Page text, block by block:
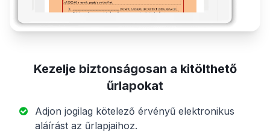
Kezelje biztonságosan a kitölthető
űrlapokat
Adjon jogilag kötelező érvényű elektronikus
aláírást az űrlapjaihoz.